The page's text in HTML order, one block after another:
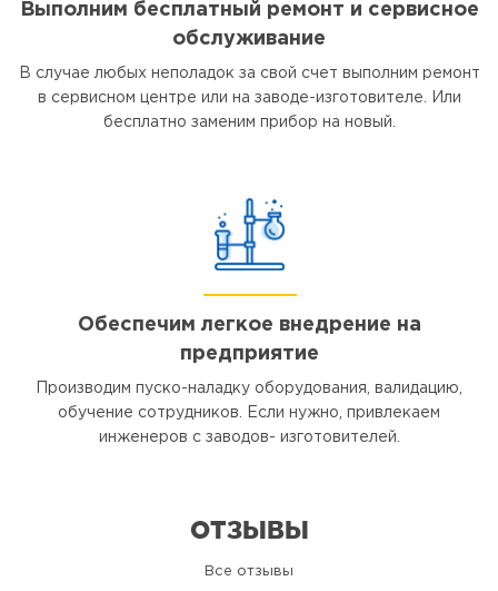
Выполним бесплатный ремонт и сервисное
обслуживание
В случае любых неполадок за свой счет выполним ремонт
в сервисном центре или на заводе-изготовителе. Или
бесплатно заменим прибор на новый.
Обеспечим легкое внедрение на
предприятие
Производим пуско-наладку оборудования, валидацию,
обучение сотрудников. Если нужно, привлекаем
инженеров с заводов- изготовителей.
ОТЗЫВЫ
Все отзывы